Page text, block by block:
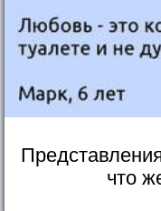
что